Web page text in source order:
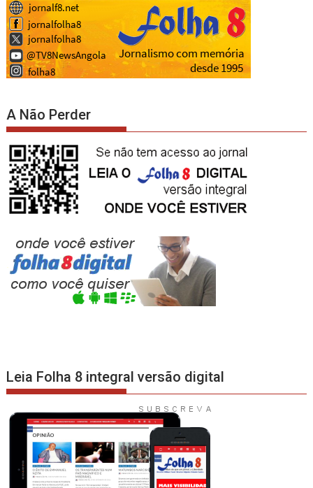
A Não Perder
Leia Folha 8 integral versão digital